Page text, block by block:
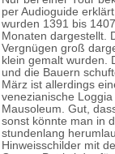
per Audioguide
wurden 1391 bis
Monaten dargestellt.
Vergnügen groß
klein gemalt wurden.
und die Bauern
März ist allerdings
venezianische
Mausoleum. Gut,
sonst könnte man in
stundenlang
Hinweisschilder mit